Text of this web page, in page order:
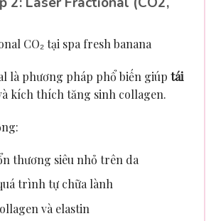
là phương pháp phổ biến giúp tái
kích thích tăng sinh collagen.
thương siêu nhỏ trên da
trình tự chữa lành
và elastin